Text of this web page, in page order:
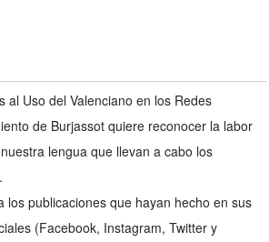
al Uso del Valenciano en los Redes
de Burjassot quiere reconocer la labor
lengua que llevan a cabo los
los publicaciones que hayan hecho en sus
(Facebook, Instagram, Twitter y